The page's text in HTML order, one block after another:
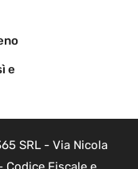
e
SRL - Via Nicola